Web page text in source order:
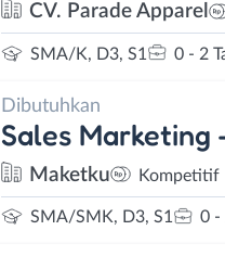
CV. Parade Apparel
SMA/K, D3, S1 0 - 2
Dibutuhkan
Sales
Maketku Kompetitif
SMA/SMK, D3, S1 0 -